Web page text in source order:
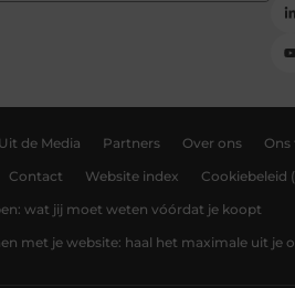
Uit de Media Partners Over ons Ons
Contact Website index Cookiebeleid
wat jij moet weten vóórdat je koopt
met je website: haal het maximale uit je